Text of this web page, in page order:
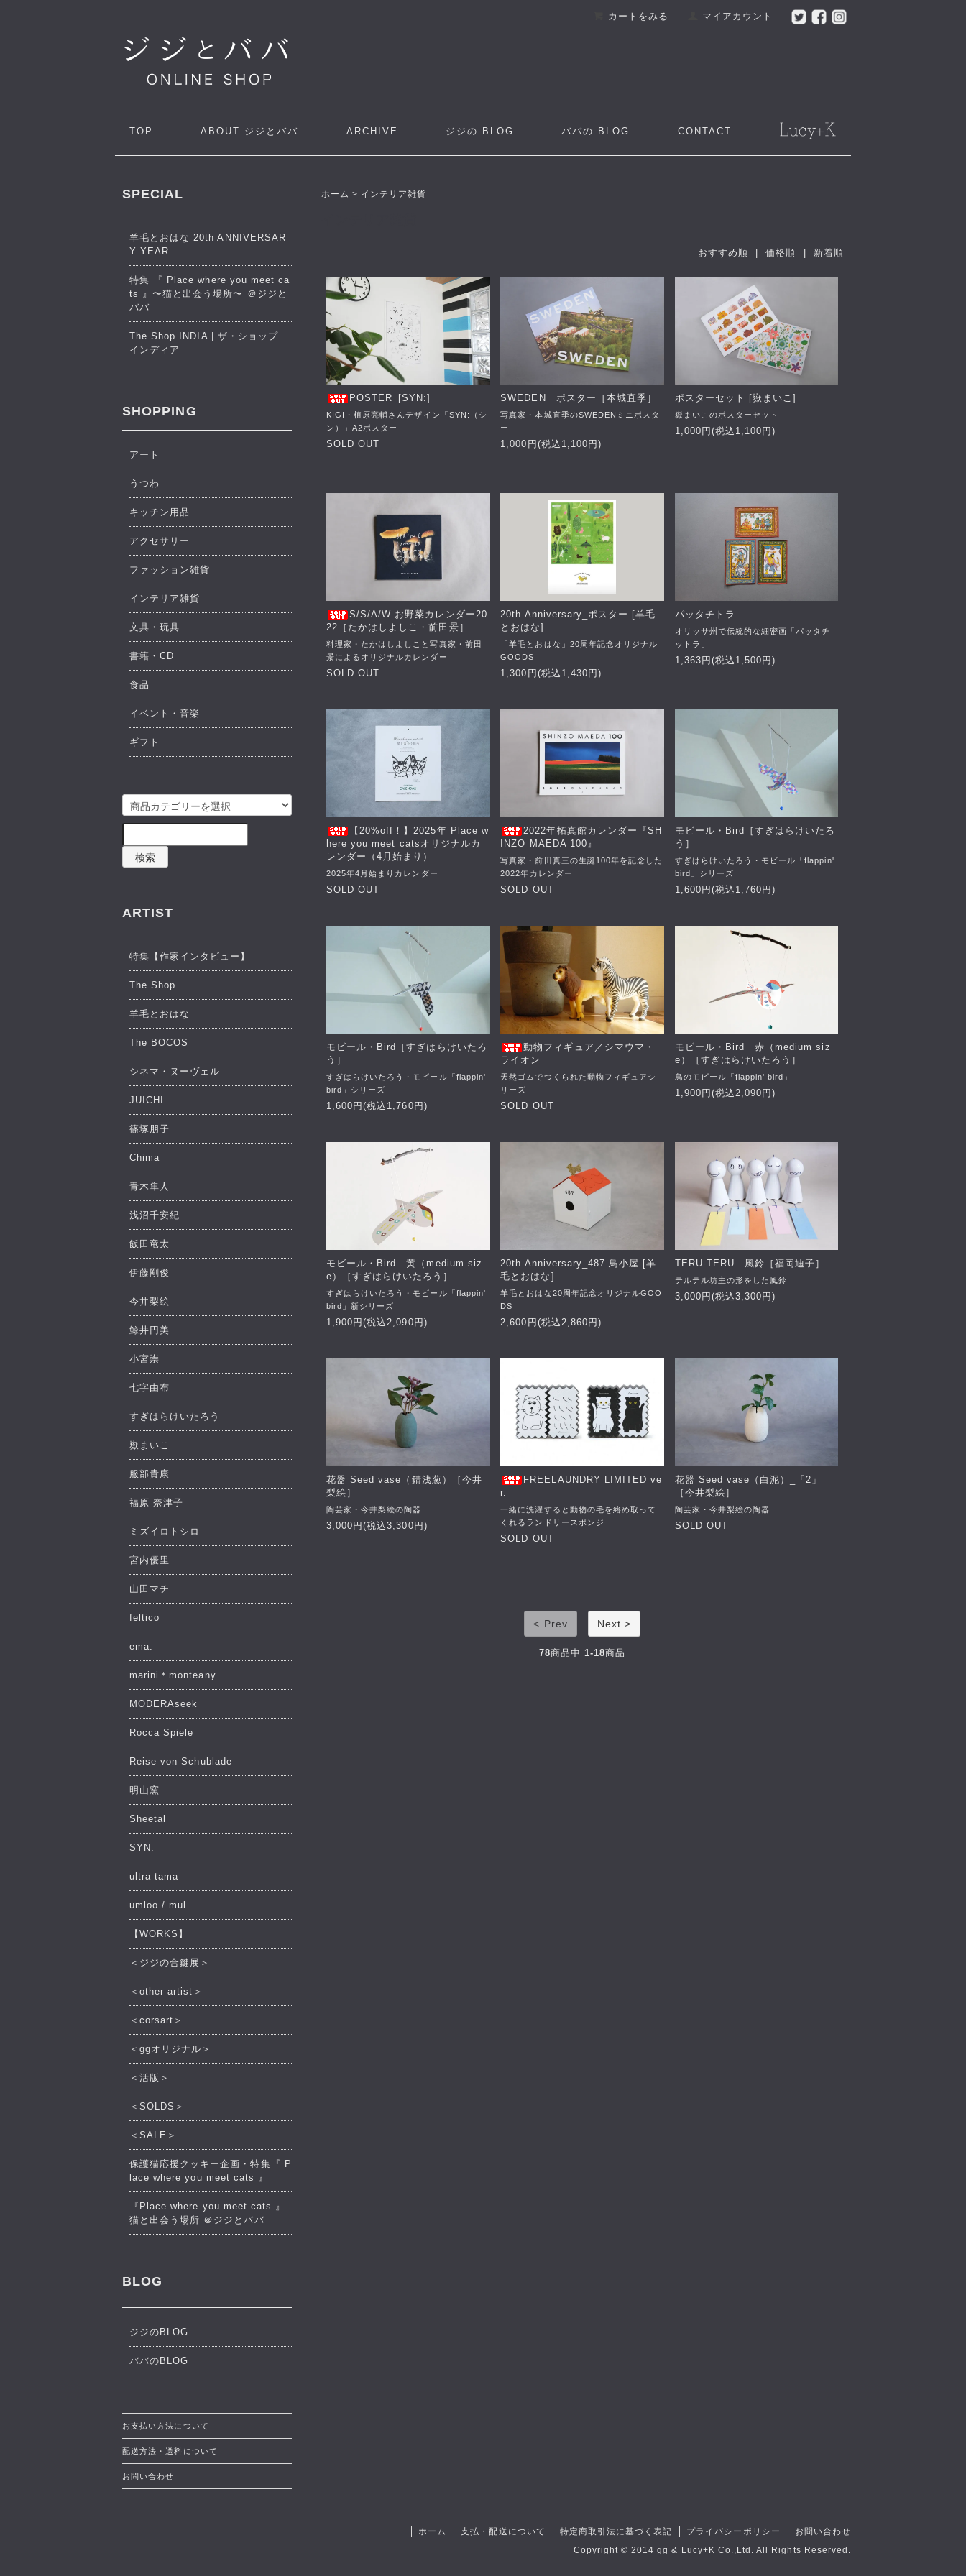
カートをみる マイアカウント
TOP ABOUT ジジとババ ARCHIVE ジジの BLOG ババの BLOG CONTACT
ホーム > インテリア雑貨
おすすめ順 | 価格順 | 新着順
POSTER_[SYN:]
KIGI・植原亮輔さんデザイン「SYN:（シ
ン）」A2ポスター
SOLD OUT
SWEDEN ポスター［本城直季］
写真家・本城直季のSWEDENミニポスタ
ー
1,000円(税込1,100円)
ポスターセット [嶽まいこ]
嶽まいこのポスターセット
1,000円(税込1,100円)
S/S/A/W お野菜カレンダー20
22［たかはしよしこ・前田景］
料理家・たかはしよしこと写真家・前田
景によるオリジナルカレンダー
SOLD OUT
20th Anniversary_ポスター [羊毛
とおはな]
「羊毛とおはな」20周年記念オリジナル
GOODS
1,300円(税込1,430円)
パッタチトラ
オリッサ州で伝統的な細密画「パッタチ
ットラ」
1,363円(税込1,500円)
【20%off！】2025年 Place w
here you meet catsオリジナルカ
レンダー（4月始まり）
2025年4月始まりカレンダー
SOLD OUT
2022年拓真館カレンダー『SH
INZO MAEDA 100』
写真家・前田真三の生誕100年を記念した
2022年カレンダー
SOLD OUT
モビール・Bird［すぎはらけいたろ
う］
すぎはらけいたろう・モビール「flappin'
bird」シリーズ
1,600円(税込1,760円)
モビール・Bird［すぎはらけいたろ
う］
すぎはらけいたろう・モビール「flappin'
bird」シリーズ
1,600円(税込1,760円)
動物フィギュア／シマウマ・
ライオン
天然ゴムでつくられた動物フィギュアシ
リーズ
SOLD OUT
モビール・Bird 赤（medium siz
e）［すぎはらけいたろう］
鳥のモビール「flappin' bird」
1,900円(税込2,090円)
モビール・Bird 黄（medium siz
e）［すぎはらけいたろう］
すぎはらけいたろう・モビール「flappin'
bird」新シリーズ
1,900円(税込2,090円)
20th Anniversary_487 鳥小屋 [羊
毛とおはな]
羊毛とおはな20周年記念オリジナルGOO
DS
2,600円(税込2,860円)
TERU-TERU 風鈴［福岡迪子］
テルテル坊主の形をした風鈴
3,000円(税込3,300円)
花器 Seed vase（錆浅葱）［今井
梨絵］
陶芸家・今井梨絵の陶器
3,000円(税込3,300円)
FREELAUNDRY LIMITED ve
r.
一緒に洗濯すると動物の毛を絡め取って
くれるランドリースポンジ
SOLD OUT
花器 Seed vase（白泥）_「2」
［今井梨絵］
陶芸家・今井梨絵の陶器
SOLD OUT
< Prev Next >
78商品中 1-18商品
SPECIAL
羊毛とおはな 20th ANNIVERSAR
Y YEAR
特集 『 Place where you meet ca
ts 』〜猫と出会う場所〜 ＠ジジと
ババ
The Shop INDIA | ザ・ショップ
インディア
SHOPPING
アート
うつわ
キッチン用品
アクセサリー
ファッション雑貨
インテリア雑貨
文具・玩具
書籍・CD
食品
イベント・音楽
ギフト
検索
ARTIST
特集【作家インタビュー】
The Shop
羊毛とおはな
The BOCOS
シネマ・ヌーヴェル
JUICHI
篠塚朋子
Chima
青木隼人
浅沼千安紀
飯田竜太
伊藤剛俊
今井梨絵
鯨井円美
小宮崇
七字由布
すぎはらけいたろう
嶽まいこ
服部貴康
福原 奈津子
ミズイロトシロ
宮内優里
山田マチ
feltico
ema.
marini＊monteany
MODERAseek
Rocca Spiele
Reise von Schublade
明山窯
Sheetal
SYN:
ultra tama
umloo / mul
【WORKS】
＜ジジの合鍵展＞
＜other artist＞
＜corsart＞
＜ggオリジナル＞
＜活版＞
＜SOLDS＞
＜SALE＞
保護猫応援クッキー企画・特集『 P
lace where you meet cats 』
『Place where you meet cats 』
猫と出会う場所 ＠ジジとババ
BLOG
ジジのBLOG
ババのBLOG
お支払い方法について
配送方法・送料について
お問い合わせ
ホーム 支払・配送について 特定商取引法に基づく表記 プライバシーポリシー
お問い合わせ
Copyright © 2014 gg & Lucy+K Co.,Ltd. All Rights Reserved.